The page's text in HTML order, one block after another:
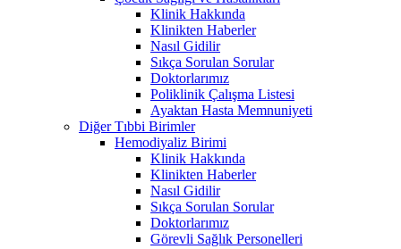
Klinik Hakkında
Klinikten Haberler
Nasıl Gidilir
Sıkça Sorulan Sorular
Doktorlarımız
Poliklinik Çalışma Listesi
Ayaktan Hasta Memnuniyeti
Diğer Tıbbi Birimler
Hemodiyaliz Birimi
Klinik Hakkında
Klinikten Haberler
Nasıl Gidilir
Sıkça Sorulan Sorular
Doktorlarımız
Görevli Sağlık Personelleri